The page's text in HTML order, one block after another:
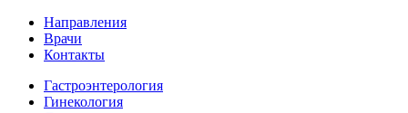
Направления
Врачи
Контакты
Гастроэнтерология
Гинекология